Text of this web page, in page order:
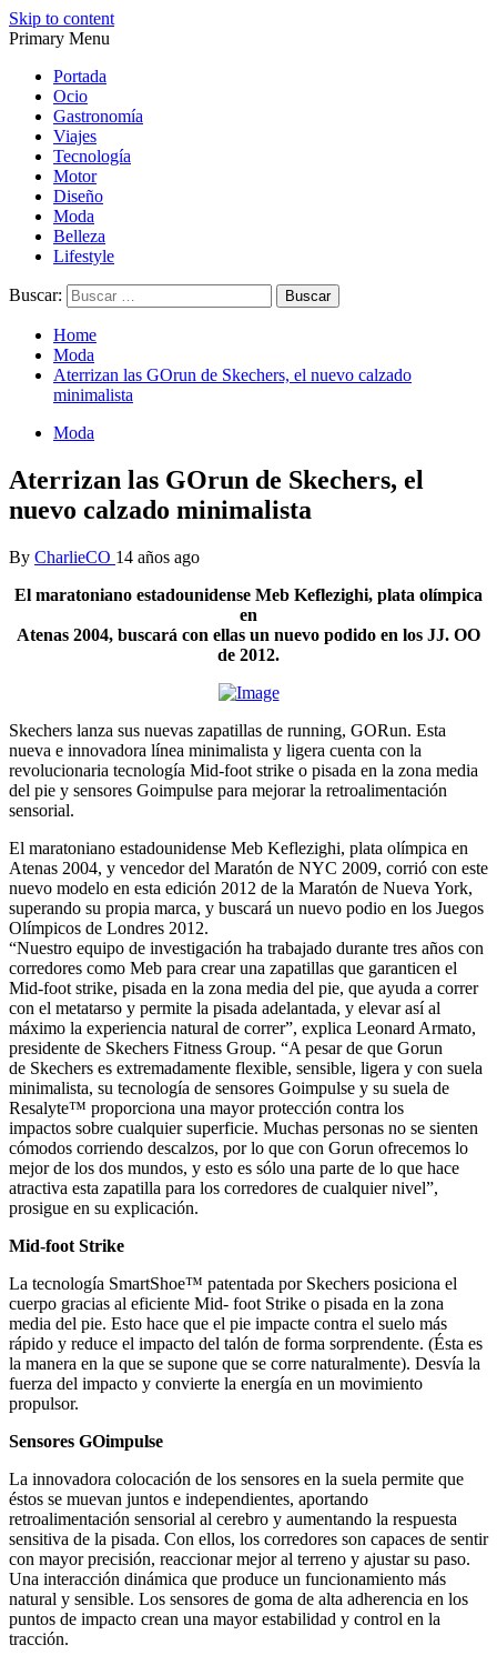
Skip to content
diseño…
diseño…
Primary Menu
Portada
Ocio
Gastronomía
Viajes
Tecnología
Motor
Diseño
Moda
Belleza
Lifestyle
Buscar:
Home
Moda
Aterrizan las GOrun de Skechers, el nuevo calzado
minimalista
Moda
Aterrizan las GOrun de Skechers, el
nuevo calzado minimalista
By CharlieCO 14 años ago
El maratoniano estadounidense Meb Keflezighi, plata olímpica
en
Atenas 2004, buscará con ellas un nuevo podido en los JJ. OO
de 2012.
Skechers lanza sus nuevas zapatillas de running, GORun. Esta
nueva e innovadora línea minimalista y ligera cuenta con la
revolucionaria tecnología Mid-foot strike o pisada en la zona media
del pie y sensores Goimpulse para mejorar la retroalimentación
sensorial.
El maratoniano estadounidense Meb Keflezighi, plata olímpica en
Atenas 2004, y vencedor del Maratón de NYC 2009, corrió con este
nuevo modelo en esta edición 2012 de la Maratón de Nueva York,
superando su propia marca, y buscará un nuevo podio en los Juegos
Olímpicos de Londres 2012.
“Nuestro equipo de investigación ha trabajado durante tres años con
corredores como Meb para crear una zapatillas que garanticen el
Mid-foot strike, pisada en la zona media del pie, que ayuda a correr
con el metatarso y permite la pisada adelantada, y elevar así al
máximo la experiencia natural de correr”, explica Leonard Armato,
presidente de Skechers Fitness Group. “A pesar de que Gorun
de Skechers es extremadamente flexible, sensible, ligera y con suela
minimalista, su tecnología de sensores Goimpulse y su suela de
Resalyte™ proporciona una mayor protección contra los
impactos sobre cualquier superficie. Muchas personas no se sienten
cómodos corriendo descalzos, por lo que con Gorun ofrecemos lo
mejor de los dos mundos, y esto es sólo una parte de lo que hace
atractiva esta zapatilla para los corredores de cualquier nivel”,
prosigue en su explicación.
Mid-foot Strike
La tecnología SmartShoe™ patentada por Skechers posiciona el
cuerpo gracias al eficiente Mid- foot Strike o pisada en la zona
media del pie. Esto hace que el pie impacte contra el suelo más
rápido y reduce el impacto del talón de forma sorprendente. (Ésta es
la manera en la que se supone que se corre naturalmente). Desvía la
fuerza del impacto y convierte la energía en un movimiento
propulsor.
Sensores GOimpulse
La innovadora colocación de los sensores en la suela permite que
éstos se muevan juntos e independientes, aportando
retroalimentación sensorial al cerebro y aumentando la respuesta
sensitiva de la pisada. Con ellos, los corredores son capaces de sentir
con mayor precisión, reaccionar mejor al terreno y ajustar su paso.
Una interacción dinámica que produce un funcionamiento más
natural y sensible. Los sensores de goma de alta adherencia en los
puntos de impacto crean una mayor estabilidad y control en la
tracción.